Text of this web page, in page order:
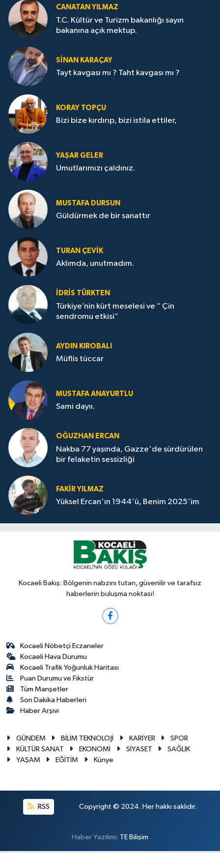
CANATAN YILMAZ
T.C. Kültür ve Turizm bakanlığı sayın
bakanına açık mektup.
SİNAN KARAÇAY
Tayt kavgası mı ? Taht kavgası mı ?
KORAY TOPÇU
Bizi bize kırdırıp, bizi istila ettiler,
YAŞAR GELER
Umutlarımızı çaldınız.
MUSTAFA DURSUN
Güldürmek de bir sanattır
TURAN ÇEVİK
Aklımda, unutmadım.
İDRİS TÜRKTEN
Türkiye’nin kürt meselesi ve “ Çin
sendromu etkisi”
AYDIN KIROBALI
Müflis tüccar
MUSTAFA ANAYURTLU
Sami dayıı.
OĞUZHAN ERCAN
Nakba 77 yaşında, Gazze'de sürdürülen
bir felaketin sessizliği
FAKİR YILMAZ
Yüksel Ercan'ın 1944'ü, Benim 2025'im
Kocaeli Bakış: Bölgenin nabzını tutan, güvenilir ve tarafsız
haberlerin buluşma noktası!
Kocaeli Nöbetçi Eczaneler
Kocaeli Hava Durumu
Kocaeli Trafik Yoğunluk Haritası
Puan Durumu ve Fikstür
Tüm Manşetler
Son Dakika Haberleri
Haber Arşivi
GÜNDEM BİLİM TEKNOLOJİ KARİYER
SPOR
KÜLTÜR SANAT
EKONOMİ SİYASET
SAĞLIK
YAŞAM
EĞİTİM Künye
RSS Copyright © 2024. Her hakkı saklıdır.
Haber Yazılımı: TE Bilişim